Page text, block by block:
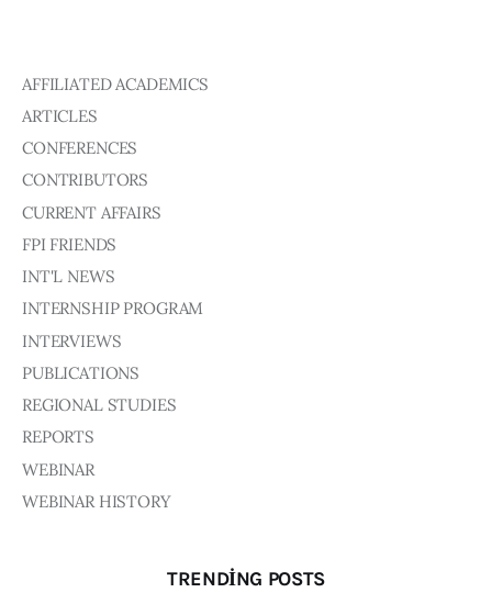
AFFILIATED ACADEMICS
ARTICLES
CONFERENCES
CONTRIBUTORS
CURRENT AFFAIRS
FPI FRIENDS
INT'L NEWS
INTERNSHIP PROGRAM
INTERVIEWS
PUBLICATIONS
REGIONAL STUDIES
REPORTS
WEBINAR
WEBINAR HISTORY
TRENDING POSTS